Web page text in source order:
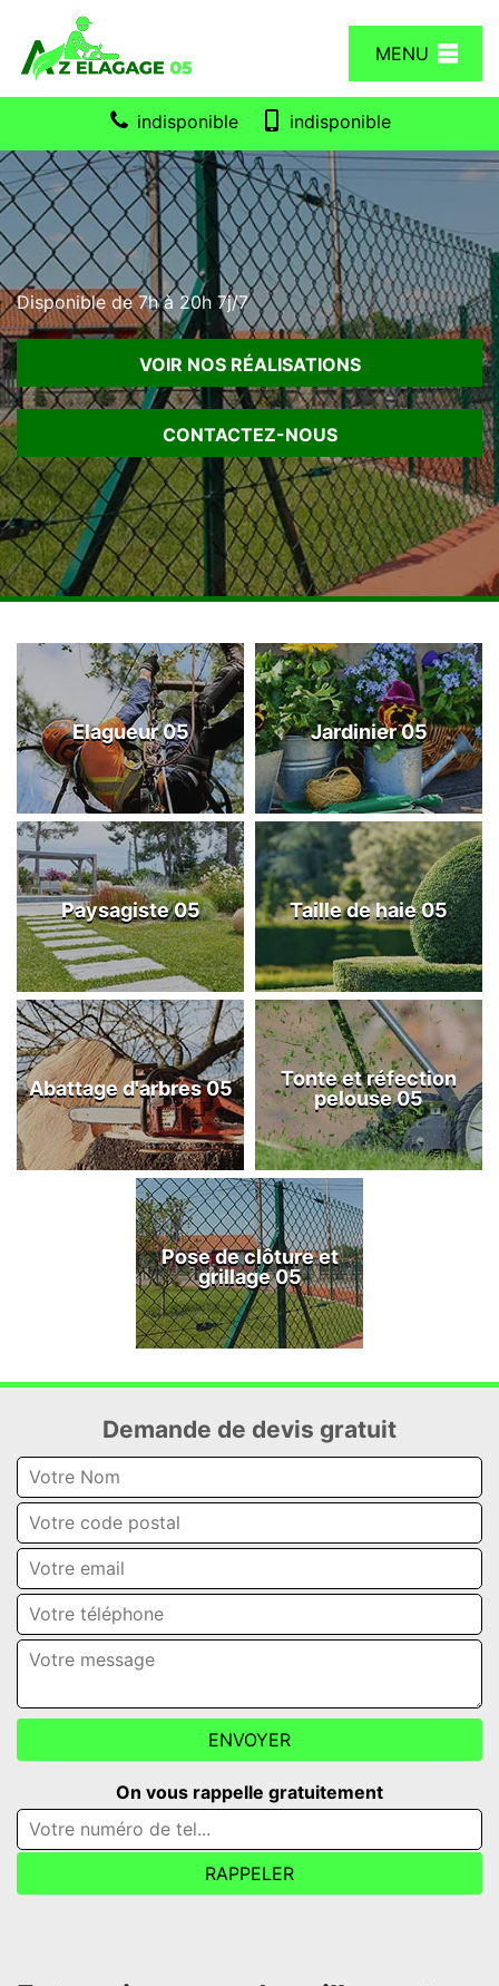
MENU
indisponible indisponible
Disponible de 7h à 20h 7j/7
VOIR NOS RÉALISATIONS
CONTACTEZ-NOUS
Elagueur 05 Jardinier 05
Paysagiste 05 Taille de haie 05
Abattage d'arbres 05
Tonte et réfection
pelouse 05
Pose de clôture et
grillage 05
Demande de devis gratuit
On vous rappelle gratuitement